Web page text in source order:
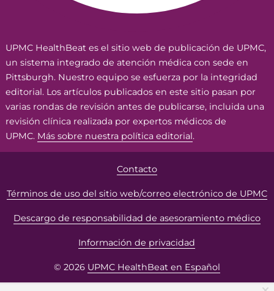
UPMC HealthBeat es el sitio web de publicación de UPMC,
un sistema integrado de atención médica con sede en
Pittsburgh. Nuestro equipo se esfuerza por la integridad
editorial. Los artículos publicados en este sitio pasan por
varias rondas de revisión antes de publicarse, incluida una
revisión clínica realizada por expertos médicos de
UPMC. Más sobre nuestra política editorial.
Contacto
Términos de uso del sitio web/correo electrónico de UPMC
Descargo de responsabilidad de asesoramiento médico
Información de privacidad
© 2026 UPMC HealthBeat en Español